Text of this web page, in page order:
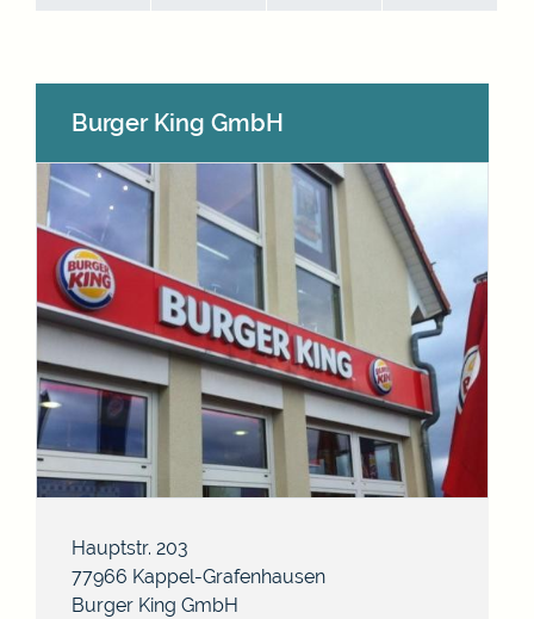
Burger King GmbH
Burger King GmbH
Hauptstr. 203
77966 Kappel-Grafenhausen